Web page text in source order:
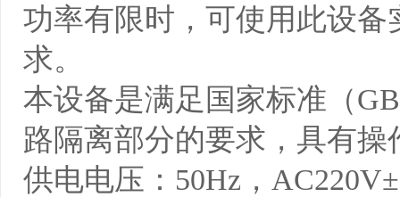
功率有限时，可使用此设
求。
本设备是满足国家标准（
路隔离部分的要求，具有
供电电压：50Hz，